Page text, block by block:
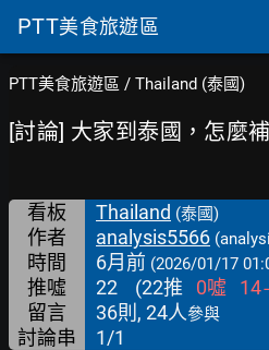
PTT美食旅遊區
PTT美食旅遊區 / Thailand (泰國)
[討論] 大家到泰國，怎麼
看板 Thailand (泰國)
作者 analysis5566
時間 6月前 (2026/01/17
推噓 22 (22推 0噓 14
留言
36則, 24人參與
討論串 1/1